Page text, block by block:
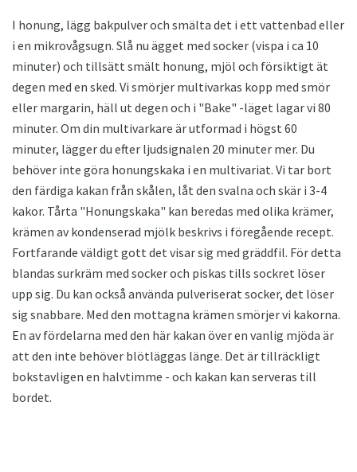
I honung, lägg bakpulver och smälta det i ett vattenbad eller
i en mikrovågsugn. Slå nu ägget med socker (vispa i ca 10
minuter) och tillsätt smält honung, mjöl och försiktigt ät
degen med en sked. Vi smörjer multivarkas kopp med smör
eller margarin, häll ut degen och i "Bake" -läget lagar vi 80
minuter. Om din multivarkare är utformad i högst 60
minuter, lägger du efter ljudsignalen 20 minuter mer. Du
behöver inte göra honungskaka i en multivariat. Vi tar bort
den färdiga kakan från skålen, låt den svalna och skär i 3-4
kakor. Tårta "Honungskaka" kan beredas med olika krämer,
krämen av kondenserad mjölk beskrivs i föregående recept.
Fortfarande väldigt gott det visar sig med gräddfil. För detta
blandas surkräm med socker och piskas tills sockret löser
upp sig. Du kan också använda pulveriserat socker, det löser
sig snabbare. Med den mottagna krämen smörjer vi kakorna.
En av fördelarna med den här kakan över en vanlig mjöda är
att den inte behöver blötläggas länge. Det är tillräckligt
bokstavligen en halvtimme - och kakan kan serveras till
bordet.